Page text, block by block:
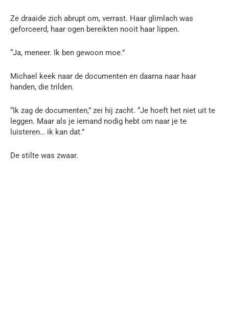
Ze draaide zich abrupt om, verrast. Haar glimlach was
geforceerd, haar ogen bereikten nooit haar lippen.
“Ja, meneer. Ik ben gewoon moe.”
Michael keek naar de documenten en daarna naar haar
handen, die trilden.
“Ik zag de documenten,” zei hij zacht. “Je hoeft het niet uit te
leggen. Maar als je iemand nodig hebt om naar je te
luisteren… ik kan dat.”
De stilte was zwaar.